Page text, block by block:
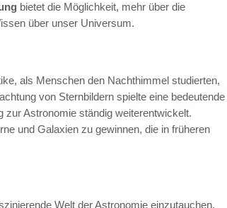
bietet die Möglichkeit, mehr über die
über unser Universum.
als Menschen den Nachthimmel studierten,
von Sternbildern spielte eine bedeutende
zur Astronomie ständig weiterentwickelt.
und Galaxien zu gewinnen, die in früheren
Welt der Astronomie einzutauchen.